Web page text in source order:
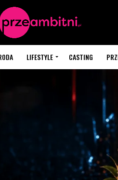
LIFESTYLE CASTING